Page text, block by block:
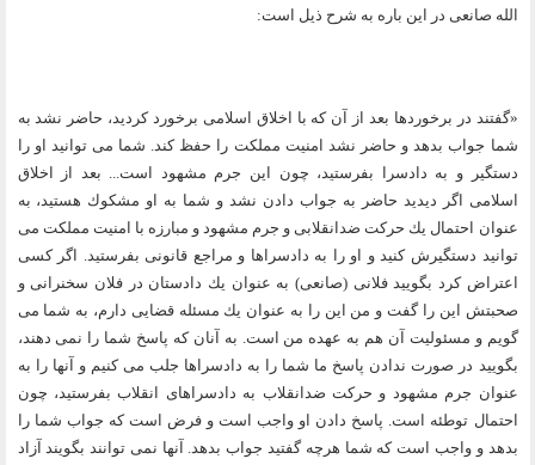
الله صانعى در اين باره به شرح ذيل است:
«گفتند در برخوردها بعد از آن كه با اخلاق اسلامى برخورد كرديد، حاضر نشد به
شما جواب بدهد و حاضر نشد امنيت مملكت را حفظ كند. شما مى توانيد او را
دستگير و به دادسرا بفرستيد، چون اين جرم مشهود است... بعد از اخلاق
اسلامى اگر ديديد حاضر به جواب دادن نشد و شما به او مشكوك هستيد، به
عنوان احتمال يك حركت ضدانقلابى و جرم مشهود و مبارزه با امنيت مملكت مى
توانيد دستگيرش كنيد و او را به دادسراها و مراجع قانونى بفرستيد. اگر كسى
اعتراض كرد بگوييد فلانى (صانعى) به عنوان يك دادستان در فلان سخنرانى و
صحبتش اين را گفت و من اين را به عنوان يك مسئله قضايى دارم، به شما مى
گويم و مسئوليت آن هم به عهده من است. به آنان كه پاسخ شما را نمى دهند،
بگوييد در صورت ندادن پاسخ ما شما را به دادسراها جلب مى كنيم و آنها را به
عنوان جرم مشهود و حركت ضدانقلاب به دادسراهاى انقلاب بفرستيد، چون
احتمال توطئه است. پاسخ دادن او واجب است و فرض است كه جواب شما را
بدهد و واجب است كه شما هرچه گفتيد جواب بدهد. آنها نمى توانند بگويند آزاد